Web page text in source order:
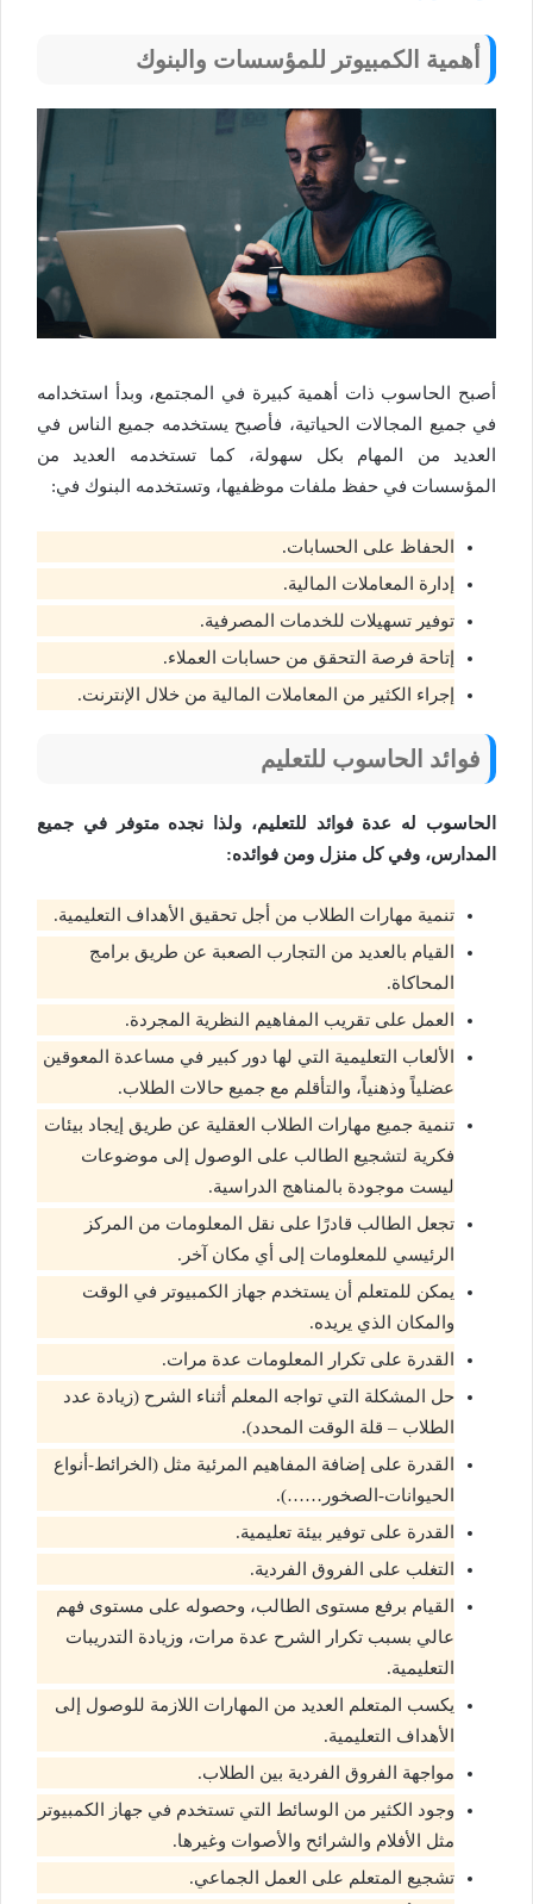
أهمية الكمبيوتر للمؤسسات والبنوك
أصبح الحاسوب ذات أهمية كبيرة في المجتمع، وبدأ استخدامه
في جميع المجالات الحياتية، فأصبح يستخدمه جميع الناس في
العديد من المهام بكل سهولة، كما تستخدمه العديد من
المؤسسات في حفظ ملفات موظفيها، وتستخدمه البنوك في:
الحفاظ على الحسابات.
إدارة المعاملات المالية.
توفير تسهيلات للخدمات المصرفية.
إتاحة فرصة التحقق من حسابات العملاء.
إجراء الكثير من المعاملات المالية من خلال الإنترنت.
فوائد الحاسوب للتعليم
الحاسوب له عدة فوائد للتعليم، ولذا نجده متوفر في جميع
المدارس، وفي كل منزل ومن فوائده:
تنمية مهارات الطلاب من أجل تحقيق الأهداف التعليمية.
القيام بالعديد من التجارب الصعبة عن طريق برامج
المحاكاة.
العمل على تقريب المفاهيم النظرية المجردة.
الألعاب التعليمية التي لها دور كبير في مساعدة المعوقين
عضلياً وذهنياً، والتأقلم مع جميع حالات الطلاب.
تنمية جميع مهارات الطلاب العقلية عن طريق إيجاد بيئات
فكرية لتشجيع الطالب على الوصول إلى موضوعات
ليست موجودة بالمناهج الدراسية.
تجعل الطالب قادرًا على نقل المعلومات من المركز
الرئيسي للمعلومات إلى أي مكان آخر.
يمكن للمتعلم أن يستخدم جهاز الكمبيوتر في الوقت
والمكان الذي يريده.
القدرة على تكرار المعلومات عدة مرات.
حل المشكلة التي تواجه المعلم أثناء الشرح (زيادة عدد
الطلاب – قلة الوقت المحدد).
القدرة على إضافة المفاهيم المرئية مثل (الخرائط-أنواع
الحيوانات-الصخور……).
القدرة على توفير بيئة تعليمية.
التغلب على الفروق الفردية.
القيام برفع مستوى الطالب، وحصوله على مستوى فهم
عالي بسبب تكرار الشرح عدة مرات، وزيادة التدريبات
التعليمية.
يكسب المتعلم العديد من المهارات اللازمة للوصول إلى
الأهداف التعليمية.
مواجهة الفروق الفردية بين الطلاب.
وجود الكثير من الوسائط التي تستخدم في جهاز الكمبيوتر
مثل الأفلام والشرائح والأصوات وغيرها.
تشجيع المتعلم على العمل الجماعي.